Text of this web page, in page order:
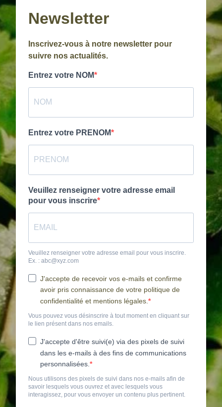
Newsletter
Inscrivez-vous à notre newsletter pour
suivre nos actualités.
Entrez votre NOM
Entrez votre PRENOM
Veuillez renseigner votre adresse email
pour vous inscrire
Veuillez renseigner votre adresse email pour vous inscrire.
Ex. : abc@xyz.com
J'accepte de recevoir vos e-mails et confirme
avoir pris connaissance de votre politique de
confidentialité et mentions légales.
Vous pouvez vous désinscrire à tout moment en cliquant sur
le lien présent dans nos emails.
J'accepte d'être suivi(e) via des pixels de suivi
dans les e-mails à des fins de communications
personnalisées.
Nous utilisons des pixels de suivi dans nos e-mails afin de
savoir lesquels vous ouvrez et avec lesquels vous
interagissez, pour vous envoyer un contenu plus pertinent.